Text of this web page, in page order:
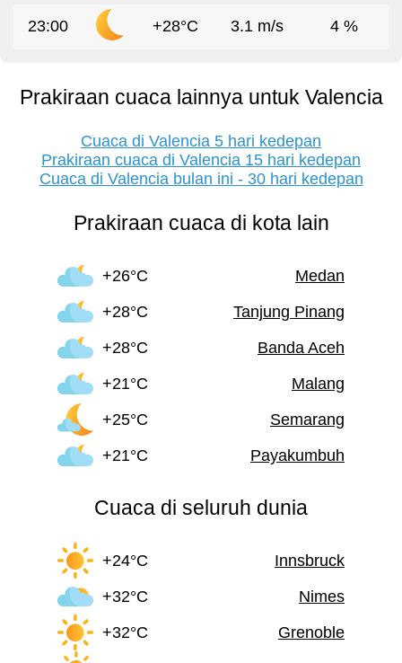
23:00 +28°C 3.1 m/s 4 %
Prakiraan cuaca lainnya untuk Valencia
Cuaca di Valencia 5 hari kedepan
Prakiraan cuaca di Valencia 15 hari kedepan
Cuaca di Valencia bulan ini - 30 hari kedepan
Prakiraan cuaca di kota lain
+26°C
Medan
+28°C
Tanjung Pinang
+28°C
Banda Aceh
+21°C
Malang
+25°C
Semarang
+21°C
Payakumbuh
Cuaca di seluruh dunia
+24°C
Innsbruck
+32°C
Nimes
+32°C
Grenoble